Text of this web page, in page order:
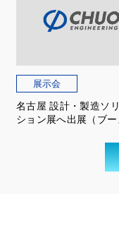
展示会
名古屋 設計・製造ソ
ション展へ出展（ブー